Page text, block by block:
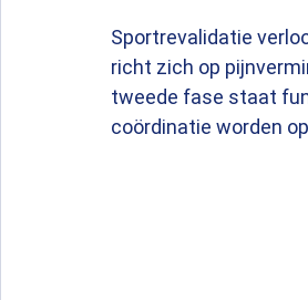
Sportrevalidatie
richt zich op
tweede fase staat
coördinatie worden